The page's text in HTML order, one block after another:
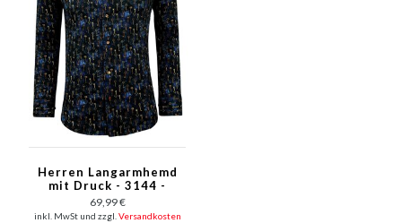
Herren Langarmhemd
mit Druck - 3144 -
Blau
69,99 €
inkl. MwSt und zzgl. Versandkosten